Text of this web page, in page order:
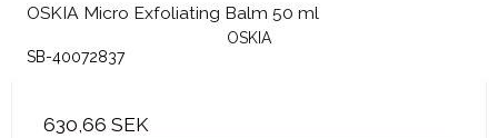
OSKIA Micro Exfoliating Balm 50 ml
OSKIA
SB-40072837
630,66 SEK